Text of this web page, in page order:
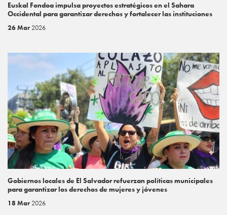
Euskal Fondoa impulsa proyectos estratégicos en el Sahara
Occidental para garantizar derechos y fortalecer las instituciones
26 Mar 2026
Gobiernos locales de El Salvador refuerzan políticas municipales
para garantizar los derechos de mujeres y jóvenes
18 Mar 2026